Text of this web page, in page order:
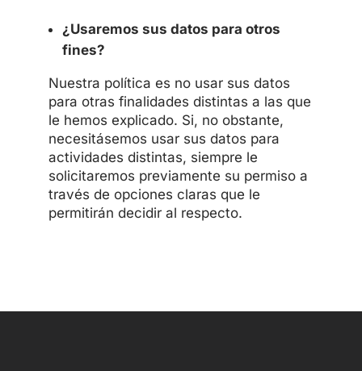
¿Usaremos sus datos para otros
fines?
Nuestra política es no usar sus datos
para otras finalidades distintas a las que
le hemos explicado. Si, no obstante,
necesitásemos usar sus datos para
actividades distintas, siempre le
solicitaremos previamente su permiso a
través de opciones claras que le
permitirán decidir al respecto.